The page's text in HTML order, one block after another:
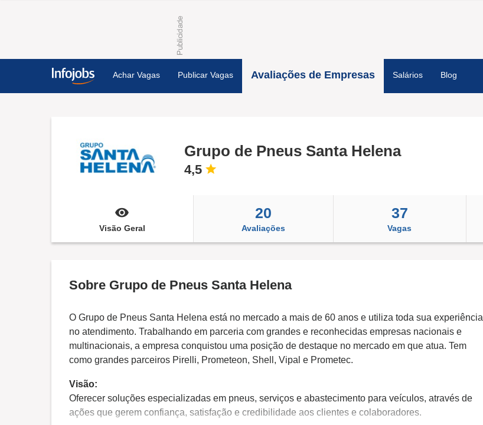
Achar Vagas Publicar Vagas Avaliações de Empresas Salários Blog
Grupo de Pneus Santa Helena
4,5
Visão Geral
20
Avaliações
37
Vagas
Sobre Grupo de Pneus Santa Helena
O Grupo de Pneus Santa Helena está no mercado a mais de 60 anos e utiliza toda sua experiência
no atendimento. Trabalhando em parceria com grandes e reconhecidas empresas nacionais e
multinacionais, a empresa conquistou uma posição de destaque no mercado em que atua. Tem
como grandes parceiros Pirelli, Prometeon, Shell, Vipal e Prometec.
Visão:
Oferecer soluções especializadas em pneus, serviços e abastecimento para veículos, através de
ações que gerem confiança, satisfação e credibilidade aos clientes e colaboradores.